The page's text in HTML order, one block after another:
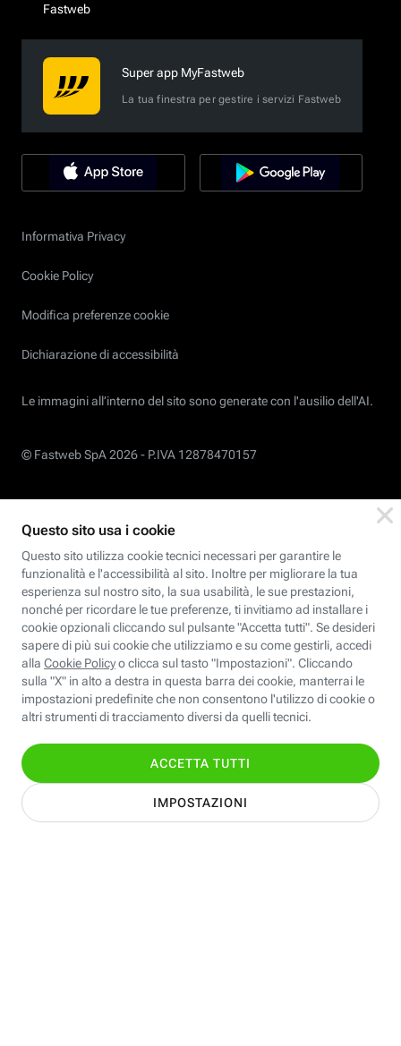
Fastweb
Super app MyFastweb
La tua finestra per gestire i servizi Fastweb
Informativa Privacy
Cookie Policy
Modifica preferenze cookie
Dichiarazione di accessibilità
Le immagini all’interno del sito sono generate con l'ausilio dell'AI.
© Fastweb SpA 2026 - P.IVA 12878470157